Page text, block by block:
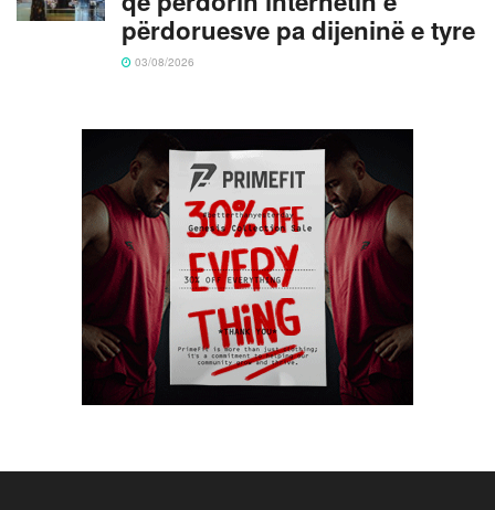
përdoruesve pa dijeninë e tyre
03/08/2026